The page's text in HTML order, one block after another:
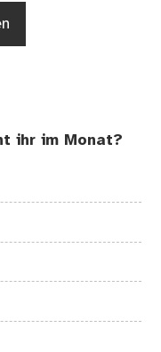
ihr im Monat?